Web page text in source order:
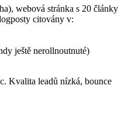
webová stránka s 20 články
citovány v:
ještě nerollnoutnuté)
Kvalita leadů nízká, bounce